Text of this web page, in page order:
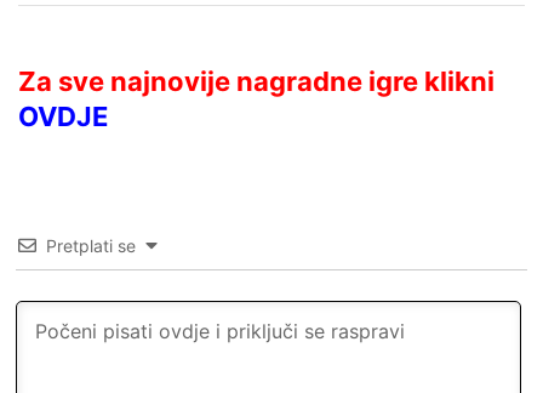
Za sve najnovije nagradne igre klikni
OVDJE
Pretplati se